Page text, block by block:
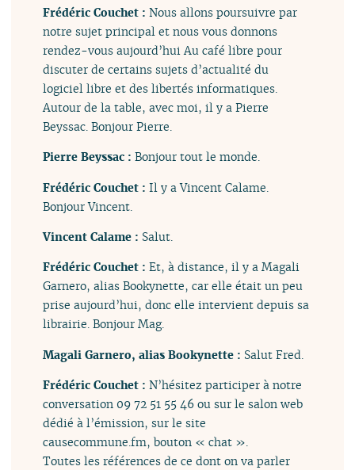
Frédéric Couchet :Nous allons poursuivre par
notre sujet principal et nous vous donnons
rendez-vous aujourd’hui Au café libre pour
discuter de certains sujets d’actualité du
logiciel libre et des libertés informatiques.
Autour de la table, avec moi, il y a Pierre
Beyssac. Bonjour Pierre.
Pierre Beyssac :Bonjour tout le monde.
Frédéric Couchet :Il y a Vincent Calame.
Bonjour Vincent.
Vincent Calame : Salut.
Frédéric Couchet :Et, à distance, il y a Magali
Garnero, alias Bookynette, car elle était un peu
prise aujourd’hui, donc elle intervient depuis sa
librairie. Bonjour Mag.
Magali Garnero, alias Bookynette : Salut Fred.
Frédéric Couchet :N’hésitez participer à notre
conversation 09 72 51 55 46 ou sur le salon web
dédié à l’émission, sur le site
causecommune.fm, bouton « chat ».
Toutes les références de ce dont on va parler